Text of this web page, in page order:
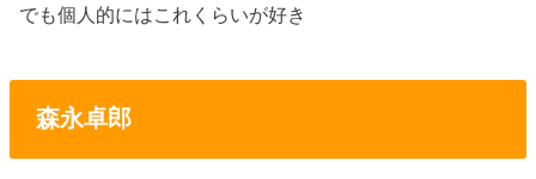
でも個人的にはこれくらいが好き
森永卓郎